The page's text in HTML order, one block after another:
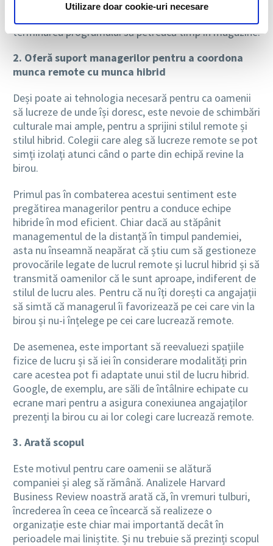
Utilizare doar cookie-uri necesare
precomande mâncare pentru a o duce acasă familiei,
terminarea programului să petreacă timp în magazine.
2. Oferă suport managerilor pentru a coordona
munca remote cu munca hibrid
Deși poate ai tehnologia necesară pentru ca oamenii
să lucreze de unde își doresc, este nevoie de schimbări
culturale mai ample, pentru a sprijini stilul remote și
stilul hibrid. Colegii care aleg să lucreze remote se pot
simți izolați atunci când o parte din echipă revine la
birou.
Primul pas în combaterea acestui sentiment este
pregătirea managerilor pentru a conduce echipe
hibride în mod eficient. Chiar dacă au stăpânit
managementul de la distanță în timpul pandemiei,
asta nu înseamnă neapărat că știu cum să gestioneze
provocările legate de lucrul remote și lucrul hibrid și să
transmită oamenilor că le sunt aproape, indiferent de
stilul de lucru ales. Pentru că nu îți dorești ca angajații
să simtă că managerul îi favorizează pe cei care vin la
birou și nu-i înțelege pe cei care lucrează remote.
De asemenea, este important să reevaluezi spațiile
fizice de lucru și să iei în considerare modalități prin
care acestea pot fi adaptate unui stil de lucru hibrid.
Google, de exemplu, are săli de întâlnire echipate cu
ecrane mari pentru a asigura conexiunea angajaților
prezenți la birou cu ai lor colegi care lucrează remote.
3. Arată scopul
Este motivul pentru care oamenii se alătură
companiei și aleg să rămână. Analizele Harvard
Business Review noastră arată că, în vremuri tulburi,
încrederea în ceea ce încearcă să realizeze o
organizație este chiar mai importantă decât în
perioadele mai liniștite. Și nu trebuie să prezinți scopul